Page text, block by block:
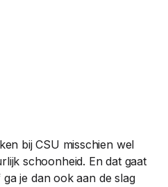
bij CSU misschien wel
schoonheid. En dat gaat
je dan ook aan de slag